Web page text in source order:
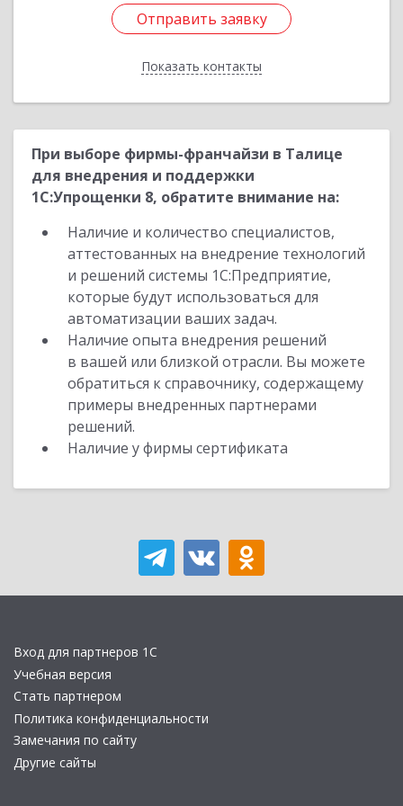
Отправить заявку
Показать контакты
Отправить заявку
Назад
При выборе фирмы-франчайзи в Талице
для внедрения и поддержки
1С:Упрощенки 8, обратите внимание на:
Наличие и количество специалистов,
аттестованных на внедрение технологий
и решений системы 1С:Предприятие,
которые будут использоваться для
автоматизации ваших задач.
Наличие опыта внедрения решений
в вашей или близкой отрасли. Вы можете
обратиться к справочнику, содержащему
примеры внедренных партнерами
решений.
Наличие у фирмы сертификата
Вход для партнеров 1С
Учебная версия
Стать партнером
Политика конфиденциальности
Замечания по сайту
Другие сайты